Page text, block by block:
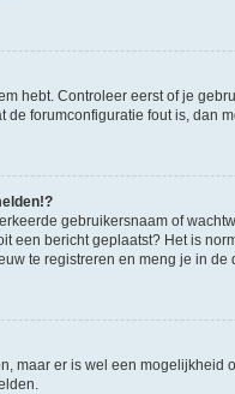
hebt. Controleer eerst of je
forumconfiguratie fout is, dan
gebruikersnaam of
een bericht geplaatst? Het is
te registreren en meng je in de
maar er is wel een